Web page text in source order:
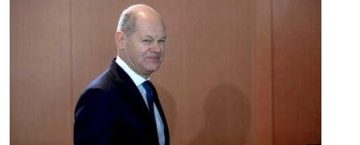
РСЕ веб страници